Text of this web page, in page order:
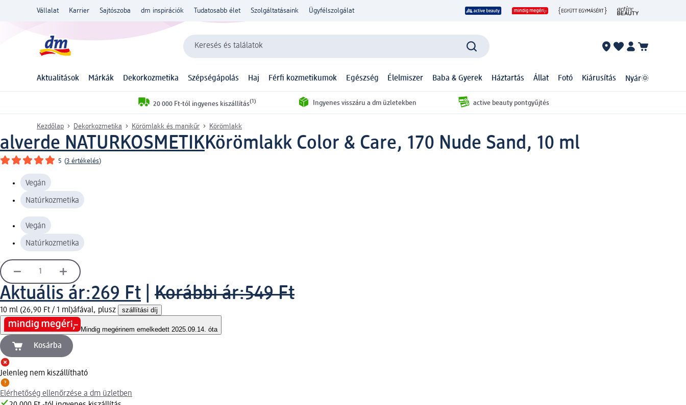
Vállalat Karrier Sajtószoba dm inspirációk Tudatosabb élet Szolgáltatásaink Ügyfélszolgálat
Keresés és találatok
Aktualitások Márkák Dekorkozmetika Szépségápolás Haj Férfi kozmetikumok Egészség Élelmiszer Baba & Gyerek Háztartás Állat Fotó Kiárusítás Nyár🌞
20 000 Ft-tól ingyenes kiszállítás(1) Ingyenes visszáru a dm üzletekben active beauty pontgyűjtés
Kezdőlap Dekorkozmetika Körömlakk és manikűr Körömlakk
alverde NATURKOSMETIKKörömlakk Color & Care, 170 Nude Sand, 10 ml
5 (3 értékelés)
Vegán
Natúrkozmetika
Vegán
Natúrkozmetika
Aktuális ár:269 Ft Korábbi ár:549 Ft
10 ml (26,90 Ft / 1 ml)áfával, plusz szállítási díj
Mindig megérinem emelkedett 2025.09.14. óta
Kosárba
Jelenleg nem kiszállítható
Elérhetőség ellenőrzése a dm üzletben